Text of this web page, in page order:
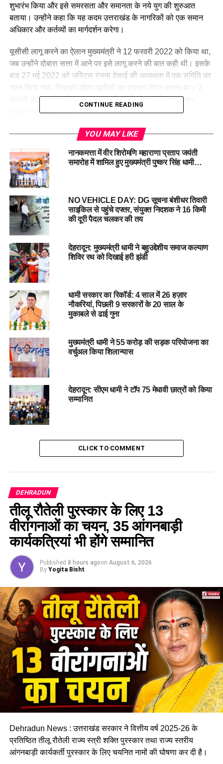
शुभारंभ किया और इसे समरसता और समानता के नये युग की शुरुआत
बताया। उन्होंने कहा कि यह कदम उत्तराखंड के नागरिकों को एक समान
अधिकार और कर्तव्यों का मार्गदर्शन करेगा।
यूसीसी लागू करने का ऐलान मुख्यमंत्री ने 12 फरवरी 2022 को किया था,
जब उन्होंने दोबारा सत्ता में आने पर इसे लागू करने की बात कही थी। इसके
बाद 27 मई 2022 को जस्टिस रंजना देसाई की अध्यक्षता में एक समिति का
फरवरी 2024 को जस्टिस रंजना देसाई समिति ने यूसीसी का प्रारूप
सरकार को सौंपा था।
6 फरवरी 2024 को यूसीसी विधेयक विधानसभा सत्र में पेश किया गया और
बाद 12 मार्च 2024 को राष्ट्रपति ने उत्तराखंड के यूसीसी विधेयक पर मुहर
लगाई। 18 अक्टूबर 2024 को यूसीसी नियमावली और क्रियान्वयन समिति
ने नियमावली का ड्राफ्ट सरकार को सौंपा, और 20 जनवरी 2025 को
यूसीसी के लागू होने के बाद, राज्य में विवाह, तलाक, विरासत आदि जैसे
मामलों का ऑनलाइन रजिस्ट्रेशन किया जाएगा और यह नागरिकों के लिए
ChiefMinisterPushkarSinghDhami,
#JusticeRanjanaDesaiCommittee, #CabinetApproval
RELATED TOPICS:
CHIEF MINISTER PUSHKAR SINGH DHAMI
JUSTICE RANJANA DESAI COMMITTEE
UCC IMPLEMENTATION
UCC PORTAL AND GUIDELINES
UP NEXT
चैंपियन का विवादित इतिहास : हड्डियां तोड़ने की धमकी से लेकर
तमंचे पर डिस्को तक , देखे कब कब पड़ें विवादों में….
DON'T MISS
हरिद्वार: पूर्व विधायक कुंवर प्रणव सिंह चैंपियन को कड़ी सुरक्षा में
मेडिकल जांच के लिए किया गया रवाना…
CONTINUE READING
YOU MAY LIKE
नानकमत्ता में वीर शिरोमणि महाराणा प्रताप जयंती
समारोह में शामिल हुए मुख्यमंत्री पुष्कर सिंह धामी…
NO VEHICLE DAY: DG सूचना बंशीधर तिवारी
साइकिल से पहुंचे दफ्तर, संयुक्त निदशक ने 16 किमी
की दूरी पैदल चलकर की तय
देहरादून: मुख्यमंत्री धामी ने बहुउद्देशीय समाज कल्याण
शिविर रथ को दिखाई हरी झंडी
धामी सरकार का रिकॉर्ड: 4 साल में 26 हज़ार
नौकरियां, पिछली 9 सरकारों के 20 साल के
मुकाबले से ढाई गुना
मुख्यमंत्री धामी ने 55 करोड़ की सड़क परियोजना का
वर्चुअल किया शिलान्यास
देहरादून: सीएम धामी ने टॉप 75 मेधावी छात्रों को किया
सम्मानित
CLICK TO COMMENT
DEHRADUN
तीलू रौतेली पुरस्कार के लिए 13
वीरांगनाओं का चयन, 35 आंगनबाड़ी
कार्यकत्रियां भी होंगे सम्मानित
Published 8 hours agoon August 6, 2026
By Yogita Bisht
Dehradun News : उत्तराखंड सरकार ने वित्तीय वर्ष 2025-26 के
प्रतिष्ठित तीलू रौतेली राज्य स्त्री शक्ति पुरस्कार तथा राज्य स्तरीय
आंगनबाड़ी कार्यकर्ती पुरस्कार के लिए चयनित नामों की घोषणा कर दी है।